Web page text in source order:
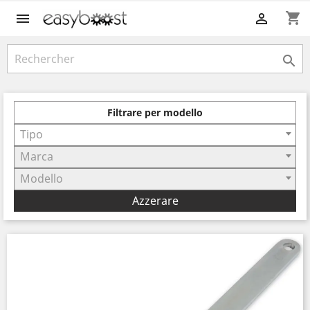
 shopping_cart


Filtrare per modello
Tipo
Marca
Modello
Azzerare